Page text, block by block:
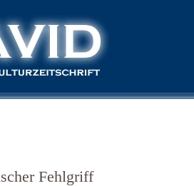
Fehlgriff